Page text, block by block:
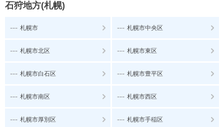
石狩地方(札幌)
--- 札幌市 --- 札幌市中央区
--- 札幌市北区 --- 札幌市東区
--- 札幌市白石区 --- 札幌市豊平区
--- 札幌市南区 --- 札幌市西区
--- 札幌市厚別区 --- 札幌市手稲区